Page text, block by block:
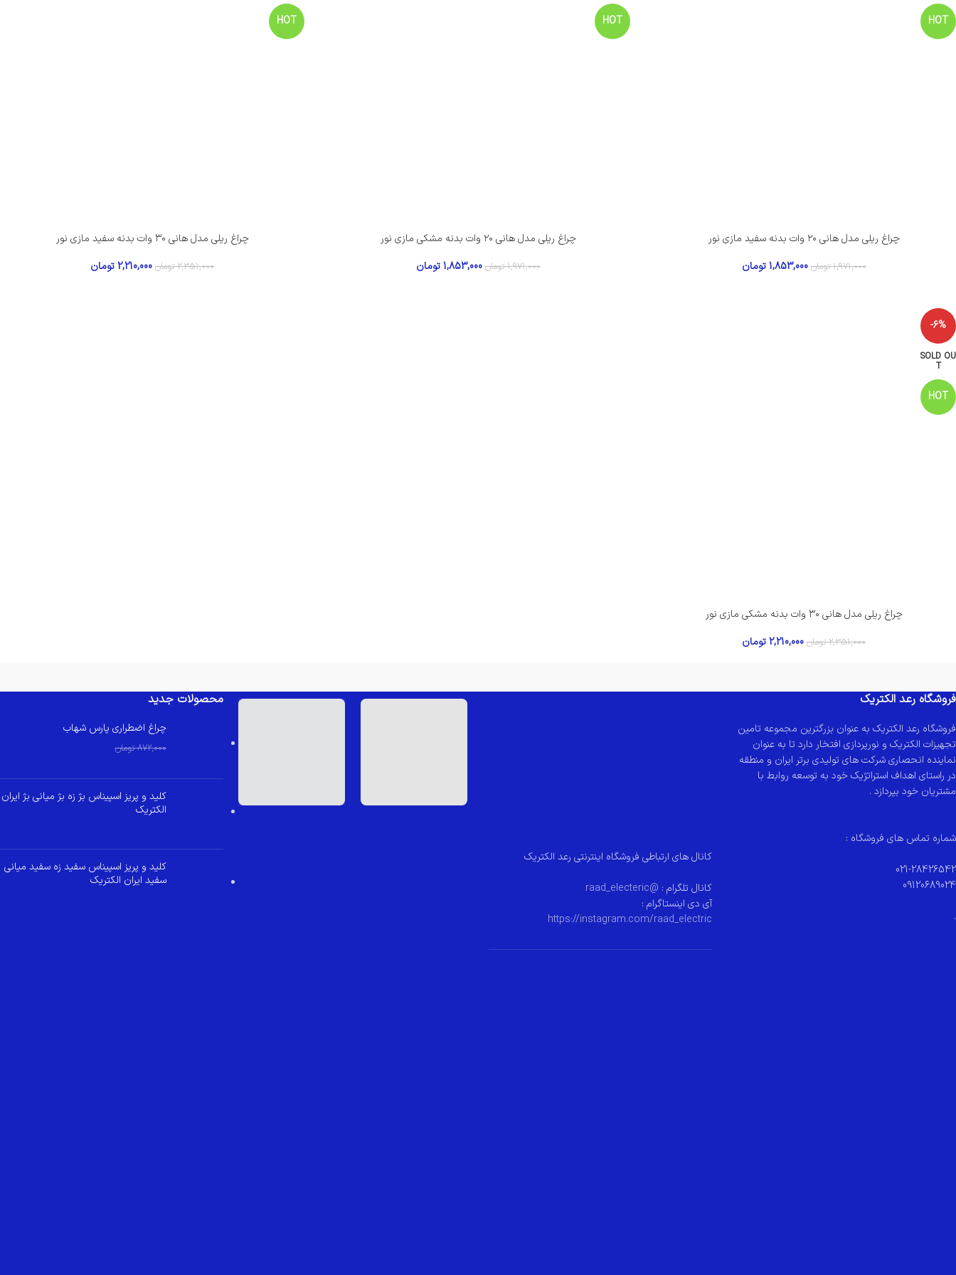
HOT
چراغ ریلی مدل هانی ۲۰ وات بدنه سفید مازی نور
1,971,000 تومان 1,853,000 تومان
HOT
چراغ ریلی مدل هانی ۲۰ وات بدنه مشکی مازی نور
1,971,000 تومان 1,853,000 تومان
HOT
چراغ ریلی مدل هانی ۳۰ وات بدنه سفید مازی نور
2,351,000 تومان 2,210,000تومان
-6%
SOLD OU
T
HOT
چراغ ریلی مدل هانی ۳۰ وات بدنه مشکی مازی نور
2,351,000 تومان 2,210,000تومان
فروشگاه رعد الکتریک
فروشگاه رعد الکتریک به عنوان بزرگترین مجموعه تامین
تجهیزات الکتریک و نورپردازی افتخار دارد تا به عنوان
نماینده انحصاری شرکت های تولیدی برتر ایران و منطقه
در راستای اهداف استراتژیک خود به توسعه روابط با
مشتریان خود بپردازد .
شماره تماس های فروشگاه :
021-28426542
09120689024
.
کانال های ارتباطی فروشگاه اینترنتی رعد الکتریک
کانال تلگرام : @raad_electeric
آی دی اینستاگرام :
https://instagram.com/raad_electric
محصولات جدید
چراغ اضطراری پارس شهاب
872,000 تومان
کلید و پریز اسپیناس بژ زه بژ میانی بژ ایران
الکتریک
کلید و پریز اسپیناس سفید زه سفید میانی
سفید ایران الکتریک